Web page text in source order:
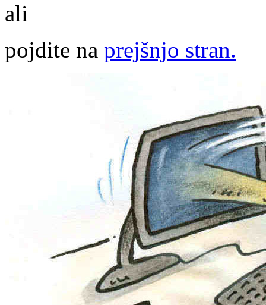
ali
pojdite na prejšnjo stran.